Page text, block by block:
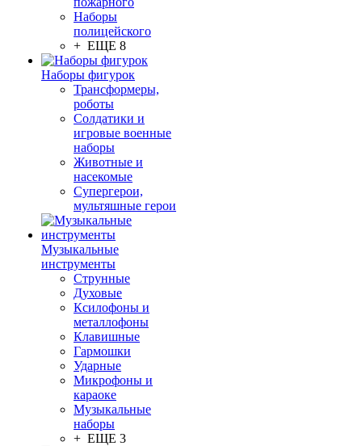
Наборы
полицейского
+ ЕЩЕ 8
Наборы фигурок
Трансформеры,
роботы
Солдатики и
игровые военные
наборы
Животные и
насекомые
Супергерои,
мультяшные герои
Музыкальные
инструменты
Струнные
Духовые
Ксилофоны и
металлофоны
Клавишные
Гармошки
Ударные
Микрофоны и
караоке
Музыкальные
наборы
+ ЕЩЕ 3